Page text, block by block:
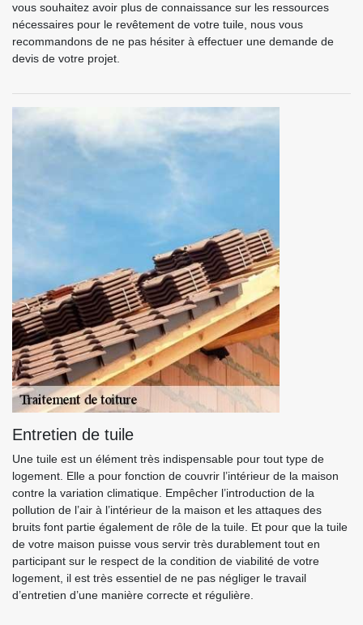
vous souhaitez avoir plus de connaissance sur les ressources
nécessaires pour le revêtement de votre tuile, nous vous
recommandons de ne pas hésiter à effectuer une demande de
devis de votre projet.
Entretien de tuile
Une tuile est un élément très indispensable pour tout type de
logement. Elle a pour fonction de couvrir l’intérieur de la maison
contre la variation climatique. Empêcher l’introduction de la
pollution de l’air à l’intérieur de la maison et les attaques des
bruits font partie également de rôle de la tuile. Et pour que la tuile
de votre maison puisse vous servir très durablement tout en
participant sur le respect de la condition de viabilité de votre
logement, il est très essentiel de ne pas négliger le travail
d’entretien d’une manière correcte et régulière.